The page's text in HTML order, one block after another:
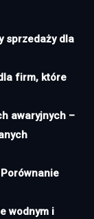
sprzedaży dla
firm, które
awaryjnych –
wodnym i